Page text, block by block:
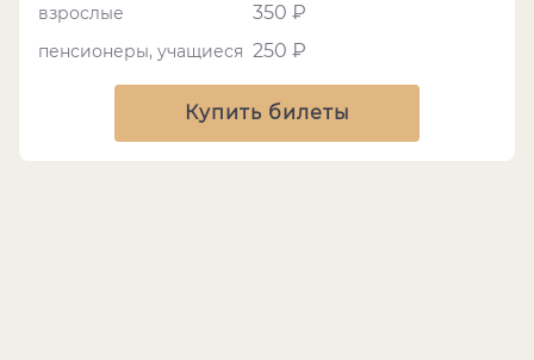
взрослые 350 ₽
пенсионеры, учащиеся 250 ₽
Купить билеты